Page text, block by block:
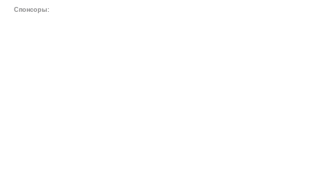
Спонсоры: